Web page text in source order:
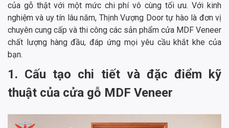
của gỗ thật với một mức chi phí vô cùng tối ưu. Với kinh
nghiệm và uy tín lâu năm, Thịnh Vượng Door tự hào là đơn vị
chuyên cung cấp và thi công các sản phẩm cửa MDF Veneer
chất lượng hàng đầu, đáp ứng mọi yêu cầu khắt khe của
bạn.
1. Cấu tạo chi tiết và đặc điểm kỹ
thuật của cửa gỗ MDF Veneer